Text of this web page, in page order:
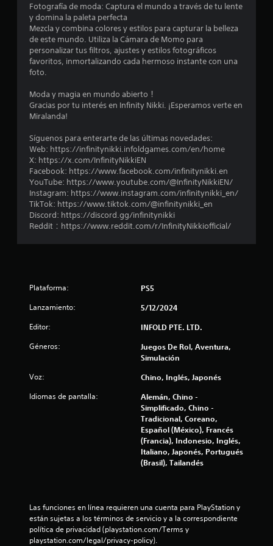
o
t
a
d
1
9
4
3
9
f
c
n
Fotografía de moda: Captura el mundo a través de tu lente
y domina la paleta perfecta
Mezcla y combina colores y estilos para capturar la belleza
de este mundo. Utiliza la Cámara de Momo para
personalizar tus filtros, ajustes y estilos fotográficos
favoritos, inmortalizando cada hermoso instante con una
foto.
Moda y magia en mundo abierto！
Gracias por tu interés en Infinity Nikki. ¡Esperamos verte en
Miralanda!
Síguenos para enterarte de las últimas novedades:
Web: https://infinitynikki.infoldgames.com/en/home
X: https://x.com/InfinityNikkiEN
Facebook: https://www.facebook.com/infinitynikki.en
YouTube: https://www.youtube.com/@InfinityNikkiEN/
Instagram: https://www.instagram.com/infinitynikki_en/
TikTok: https://www.tiktok.com/@infinitynikki_en
Discord: https://discord.gg/infinitynikki
Reddit：https://www.reddit.com/r/InfinityNikkiofficial/
Plataforma: PS5
Lanzamiento: 5/12/2024
Editor: INFOLD PTE. LTD.
Géneros:
Juegos De Rol, Aventura,
Simulación
Voz: Chino, Inglés, Japonés
Idiomas de pantalla:
Alemán, Chino -
Simplificado, Chino -
Tradicional, Coreano,
Español (México), Francés
(Francia), Indonesio, Inglés,
Italiano, Japonés, Portugués
(Brasil), Tailandés
Las funciones en línea requieren una cuenta para PlayStation y
están sujetas a los términos de servicio y a la correspondiente
política de privacidad (playstation.com/Terms y
playstation.com/legal/privacy-policy).